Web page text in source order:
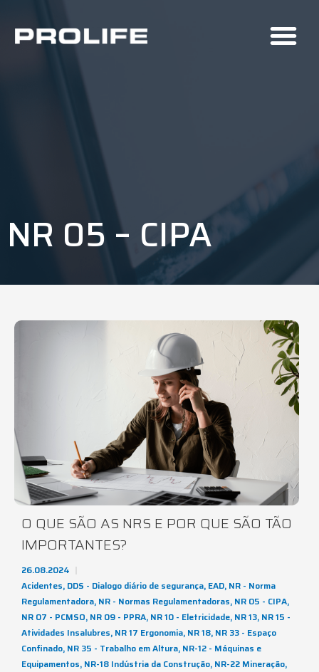
NR 05 – CIPA
O QUE SÃO AS NRS E POR QUE SÃO TÃO
IMPORTANTES?
26.08.2024
Acidentes, DDS - Dialogo diário de segurança, EAD, NR - Norma
Regulamentadora, NR - Normas Regulamentadoras, NR 05 - CIPA,
NR 07 - PCMSO, NR 09 - PPRA, NR 10 - Eletricidade, NR 13, NR 15 -
Atividades Insalubres, NR 17 Ergonomia, NR 18, NR 33 - Espaço
Confinado, NR 35 - Trabalho em Altura, NR-12 - Máquinas e
Equipamentos, NR-18 Indústria da Construção, NR-22 Mineração,